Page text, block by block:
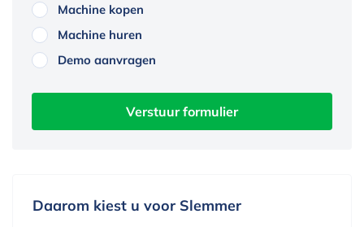
Machine kopen
Machine huren
Demo aanvragen
Verstuur formulier
Daarom kiest u voor Slemmer